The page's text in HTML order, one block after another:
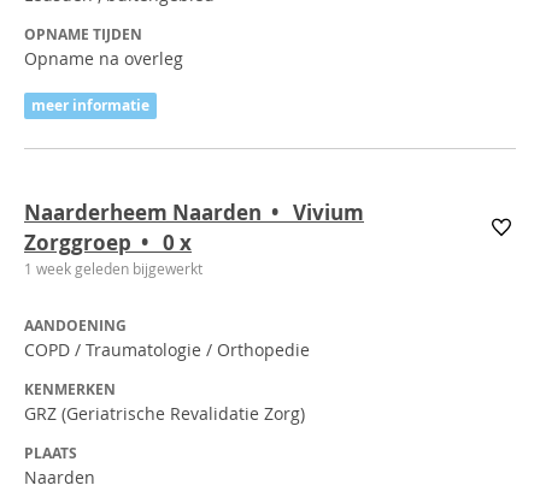
OPNAME TIJDEN
Opname na overleg
meer informatie
Naarderheem Naarden • Vivium
Zorggroep • 0 x
1 week geleden bijgewerkt
AANDOENING
COPD / Traumatologie / Orthopedie
KENMERKEN
GRZ (Geriatrische Revalidatie Zorg)
PLAATS
Naarden